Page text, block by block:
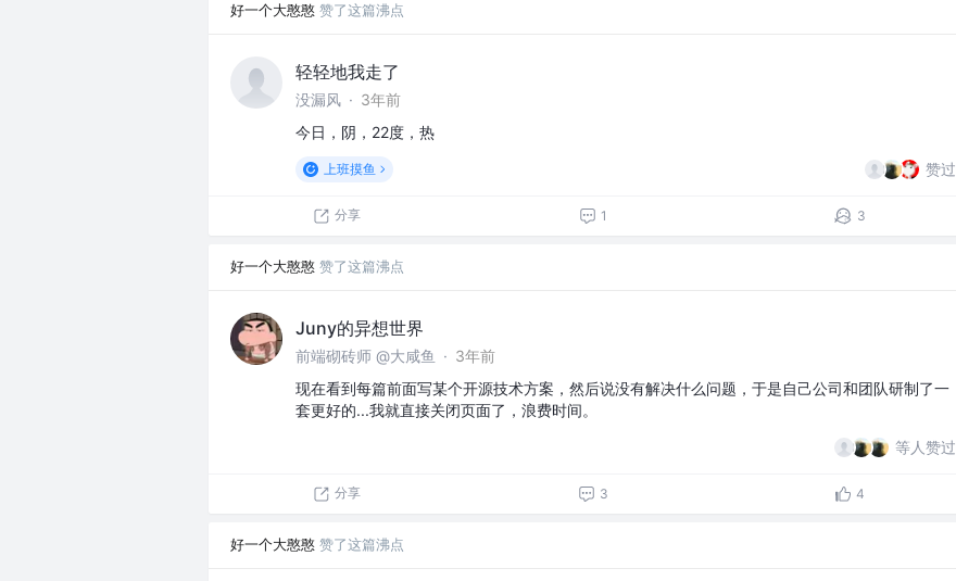
好一个大憨憨 赞了这篇沸点
轻轻地我走了
没漏风 · 3年前
今日，阴，22度，热
上班摸鱼 赞过
分享 1 3
好一个大憨憨 赞了这篇沸点
Juny的异想世界
前端砌砖师 @大咸鱼 · 3年前
现在看到每篇前面写某个开源技术方案，然后说没有解决什么问题，于是自己公司和团队研制了一
套更好的...我就直接关闭页面了，浪费时间。
等人赞过
分享 3 4
好一个大憨憨 赞了这篇沸点